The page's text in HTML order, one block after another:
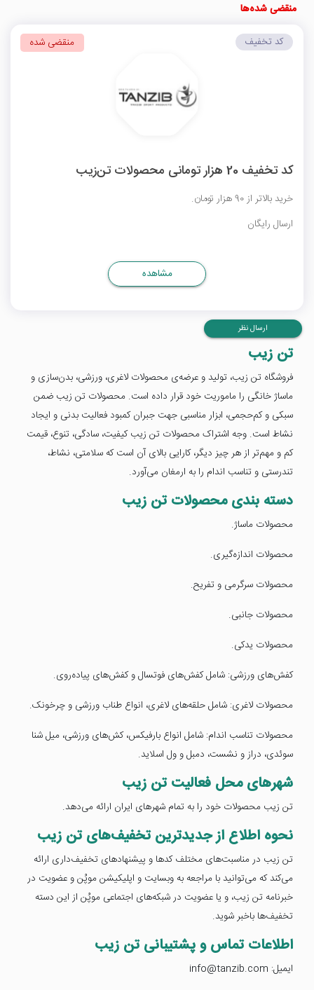
منقضی شده‌ها
کد تخفیف 20 هزار تومانی محصولات تن‌زیب
خرید بالاتر از 90 هزار تومان.
ارسال رایگان
کد تخفیف منقضی شده
مشاهده
ارسال نظر
تن زیب
فروشگاه تن زیب، تولید و عرضه‌ی محصولات لاغری، ورزشی، بدن‌سازی و
ماساژ خانگی را ماموریت خود قرار داده است. محصولات تن زیب ضمن
سبکی و کم‌حجمی، ابزار مناسبی جهت جبران کمبود فعالیت‌ بدنی و ایجاد
نشاط است. وجه اشتراک محصولات تن زیب کیفیت، سادگی، تنوع، قیمت
کم و مهم‌تر از هر چیز دیگر، کارایی بالای آن است که سلامتی، نشاط،
تندرستی و تناسب اندام را به ارمغان می‌آورد.
دسته بندی محصولات تن زیب
محصولات ماساژ.
محصولات اندازه‌گیری.
محصولات سرگرمی و تفریح.
محصولات جانبی.
محصولات یدکی.
کفش‌های ورزشی: شامل کفش‌های فوتسال و کفش‌های پیاده‌روی.
محصولات لاغری: شامل حلقه‌های لاغری، انواع طناب ورزشی و چرخونک.
محصولات تناسب اندام: شامل انواع بارفیکس، کش‌های ورزشی، میل شنا
سوئدی، دراز و نشست، دمبل و ول اسلاید.
شهرهای محل فعالیت تن زیب
تن زیب محصولات خود را به تمام شهرهای ایران ارائه می‌دهد.
نحوه اطلاع از جدیدترین تخفیف‌های تن زیب
تن زیب در مناسبت‌های مختلف کدها و پیشنهادهای تخفیف‌داری ارائه
می‌کند که می‌توانید با مراجعه به وبسایت و اپلیکیشن موپُن و عضویت در
خبرنامه تن زیب، و یا عضویت در شبکه‌های اجتماعی موپُن از این دسته
تخفیف‌ها باخبر شوید.
اطلاعات تماس و پشتیبانی تن زیب
ایمیل: info@tanzib.com